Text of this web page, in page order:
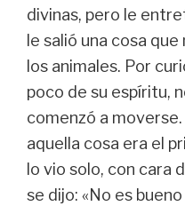
divinas, pero le
le salió una cosa
los animales. Por
poco de su espíritu,
comenzó a
aquella cosa era el
lo vio solo, con cara
se dijo: «No es